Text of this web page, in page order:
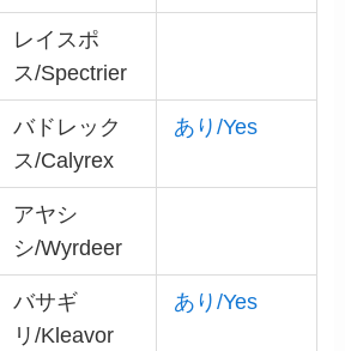
レイスポ
ス/Spectrier
バドレック
ス/Calyrex
あり/Yes
アヤシ
シ/Wyrdeer
バサギ
リ/Kleavor
あり/Yes